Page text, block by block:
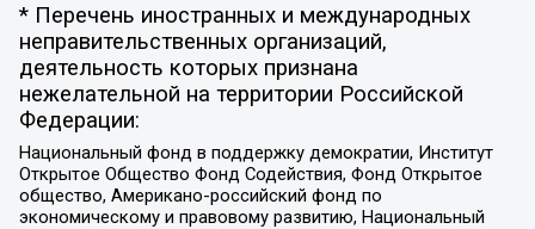
* Перечень иностранных и международных
неправительственных организаций,
деятельность которых признана
нежелательной на территории Российской
Федерации:
Национальный фонд в поддержку демократии, Институт
Открытое Общество Фонд Содействия, Фонд Открытое
общество, Американо-российский фонд по
экономическому и правовому развитию, Национальный